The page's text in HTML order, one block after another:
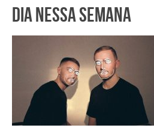
dia nessa semana